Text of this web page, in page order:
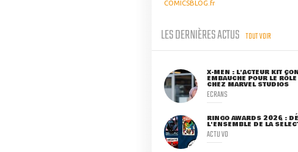
COMICSBLOG.fr
LES DERNIÈRES ACTUS TOUT VOIR
X-MEN : L'ACTEUR KIT
EMBAUCHÉ POUR LE
CHEZ MARVEL STUDIOS
ECRANS
RINGO AWARDS 2026 :
L'ENSEMBLE DE LA
ACTU VO